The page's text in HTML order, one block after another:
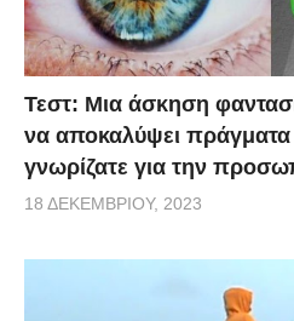
Τεστ: Μια άσκηση
να αποκαλύψει
γνωρίζατε για την
18 ΔΕΚΕΜΒΡΊΟΥ, 2023